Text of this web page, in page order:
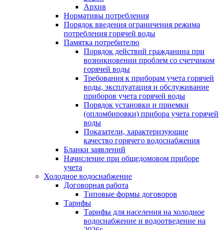
Архив
Нормативы потребления
Порядок введения ограничения режима
потребления горячей воды
Памятка потребителю
Порядок действий гражданина при
возникновении проблем со счетчиком
горячей воды
Требования к приборам учета горячей
воды, эксплуатация и обслуживание
приборов учета горячей воды
Порядок установки и приемки
(опломбировки) прибора учета горячей
воды
Показатели, характеризующие
качество горячего водоснабжения
Бланки заявлений
Начисление при общедомовом приборе
учета
Холодное водоснабжение
Договорная работа
Типовые формы договоров
Тарифы
Тарифы для населения на холодное
водоснабжение и водоотведение на